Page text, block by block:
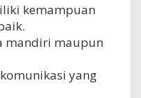
kemampuan
mandiri maupun
yang